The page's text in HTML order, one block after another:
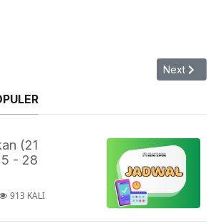
Wanita | 14 Maret 2024 Next
Next
(21
- 28
913 KALI